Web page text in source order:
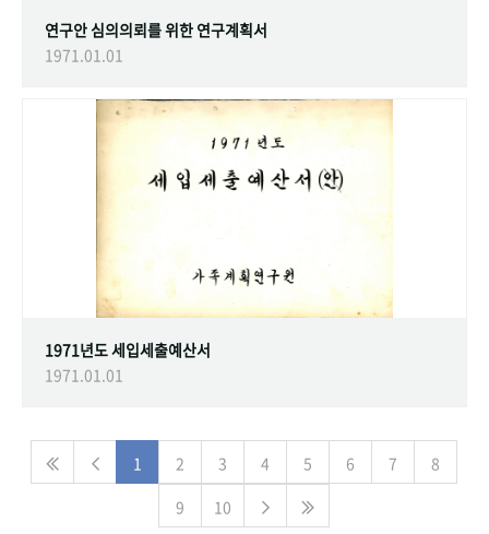
연구안 심의의뢰를 위한 연구계획서
1971.01.01
1971년도 세입세출예산서
1971.01.01
1 2 3 4 5 6 7
8
9
10